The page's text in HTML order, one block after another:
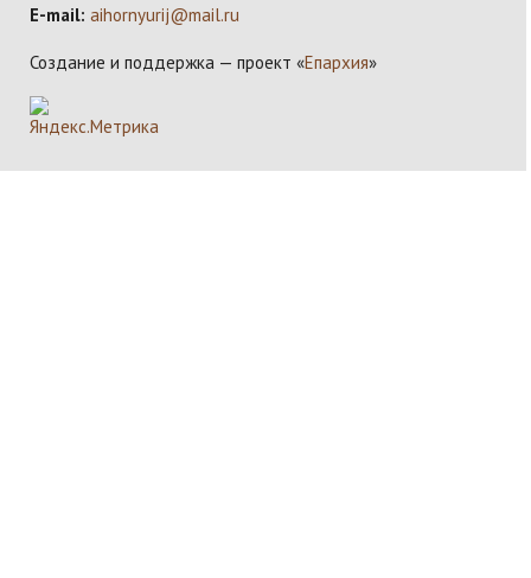
E-mail: aihornyurij@mail.ru
Создание и поддержка — проект «Епархия»